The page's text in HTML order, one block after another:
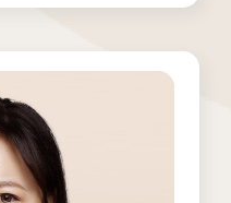
育兒健檢」門診表
講座